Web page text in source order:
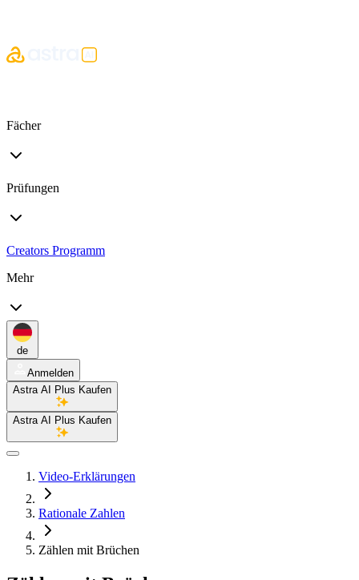
Fächer
Prüfungen
Creators Programm
Mehr
de
Anmelden
Astra AI Plus Kaufen
Astra AI Plus Kaufen
Video-Erklärungen
Rationale Zahlen
Zählen mit Brüchen